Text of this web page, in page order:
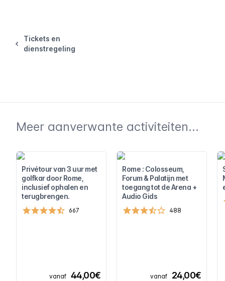
Tickets en
dienstregeling
Meer aanverwante activiteiten...
Privétour van 3 uur met
golfkar door Rome,
inclusief ophalen en
terugbrengen.
667
vanaf 44,00€
Rome : Colosseum,
Forum & Palatijn met
toegang tot de Arena +
Audio Gids
488
vanaf 24,00€